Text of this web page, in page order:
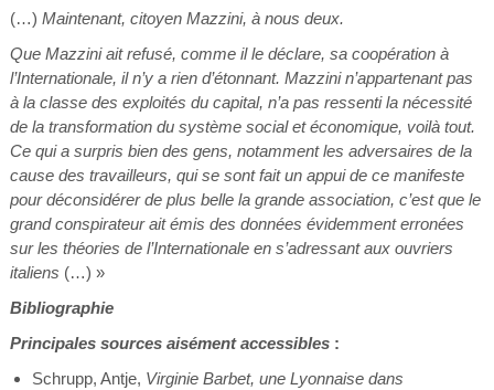
(…) Maintenant, citoyen Mazzini, à nous deux.
Que Mazzini ait refusé, comme il le déclare, sa coopération à
l’Internationale, il n’y a rien d’étonnant. Mazzini n’appartenant pas
à la classe des exploités du capital, n’a pas ressenti la nécessité
de la transformation du système social et économique, voilà tout.
Ce qui a surpris bien des gens, notamment les adversaires de la
cause des travailleurs, qui se sont fait un appui de ce manifeste
pour déconsidérer de plus belle la grande association, c’est que le
grand conspirateur ait émis des données évidemment erronées
sur les théories de l’Internationale en s’adressant aux ouvriers
italiens (…) »
Bibliographie
Principales sources aisément accessibles:
Schrupp, Antje, Virginie Barbet, une Lyonnaise dans